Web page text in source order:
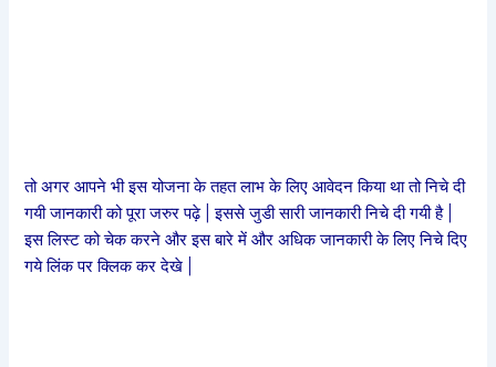
तो अगर आपने भी इस योजना के तहत लाभ के लिए आवेदन किया था तो निचे दी
गयी जानकारी को पूरा जरुर पढ़े | इससे जुडी सारी जानकारी निचे दी गयी है |
इस लिस्ट को चेक करने और इस बारे में और अधिक जानकारी के लिए निचे दिए
गये लिंक पर क्लिक कर देखे |